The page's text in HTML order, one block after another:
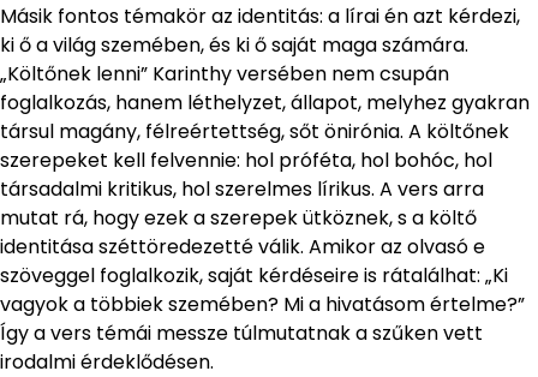
Másik fontos témakör az identitás: a lírai én azt kérdezi,
ki ő a világ szemében, és ki ő saját maga számára.
„Költőnek lenni” Karinthy versében nem csupán
foglalkozás, hanem léthelyzet, állapot, melyhez gyakran
társul magány, félreértettség, sőt önirónia. A költőnek
szerepeket kell felvennie: hol próféta, hol bohóc, hol
társadalmi kritikus, hol szerelmes lírikus. A vers arra
mutat rá, hogy ezek a szerepek ütköznek, s a költő
identitása széttöredezetté válik. Amikor az olvasó e
szöveggel foglalkozik, saját kérdéseire is rátalálhat: „Ki
vagyok a többiek szemében? Mi a hivatásom értelme?”
Így a vers témái messze túlmutatnak a szűken vett
irodalmi érdeklődésen.